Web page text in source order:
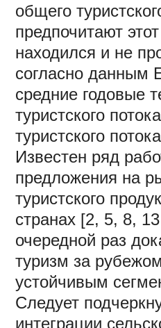
общего
предпочитают
находился и не
согласно данным
средние годовые
туристского
туристского
Известен ряд
предложения на
туристского
странах [2, 5, 8,
очередной раз
туризм за
устойчивым
Следует
интеграции